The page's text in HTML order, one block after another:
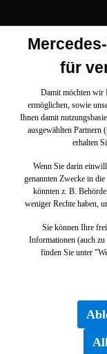
für
Damit möchten wir
ermöglichen, sowie
Ihnen damit
ausgewählten Partnern
erhalten
Wenn Sie darin
genannten Zwecke in
könnten z. B.
weniger Rechte haben,
Sie können Ihre
Informationen (auch
finden Sie unter